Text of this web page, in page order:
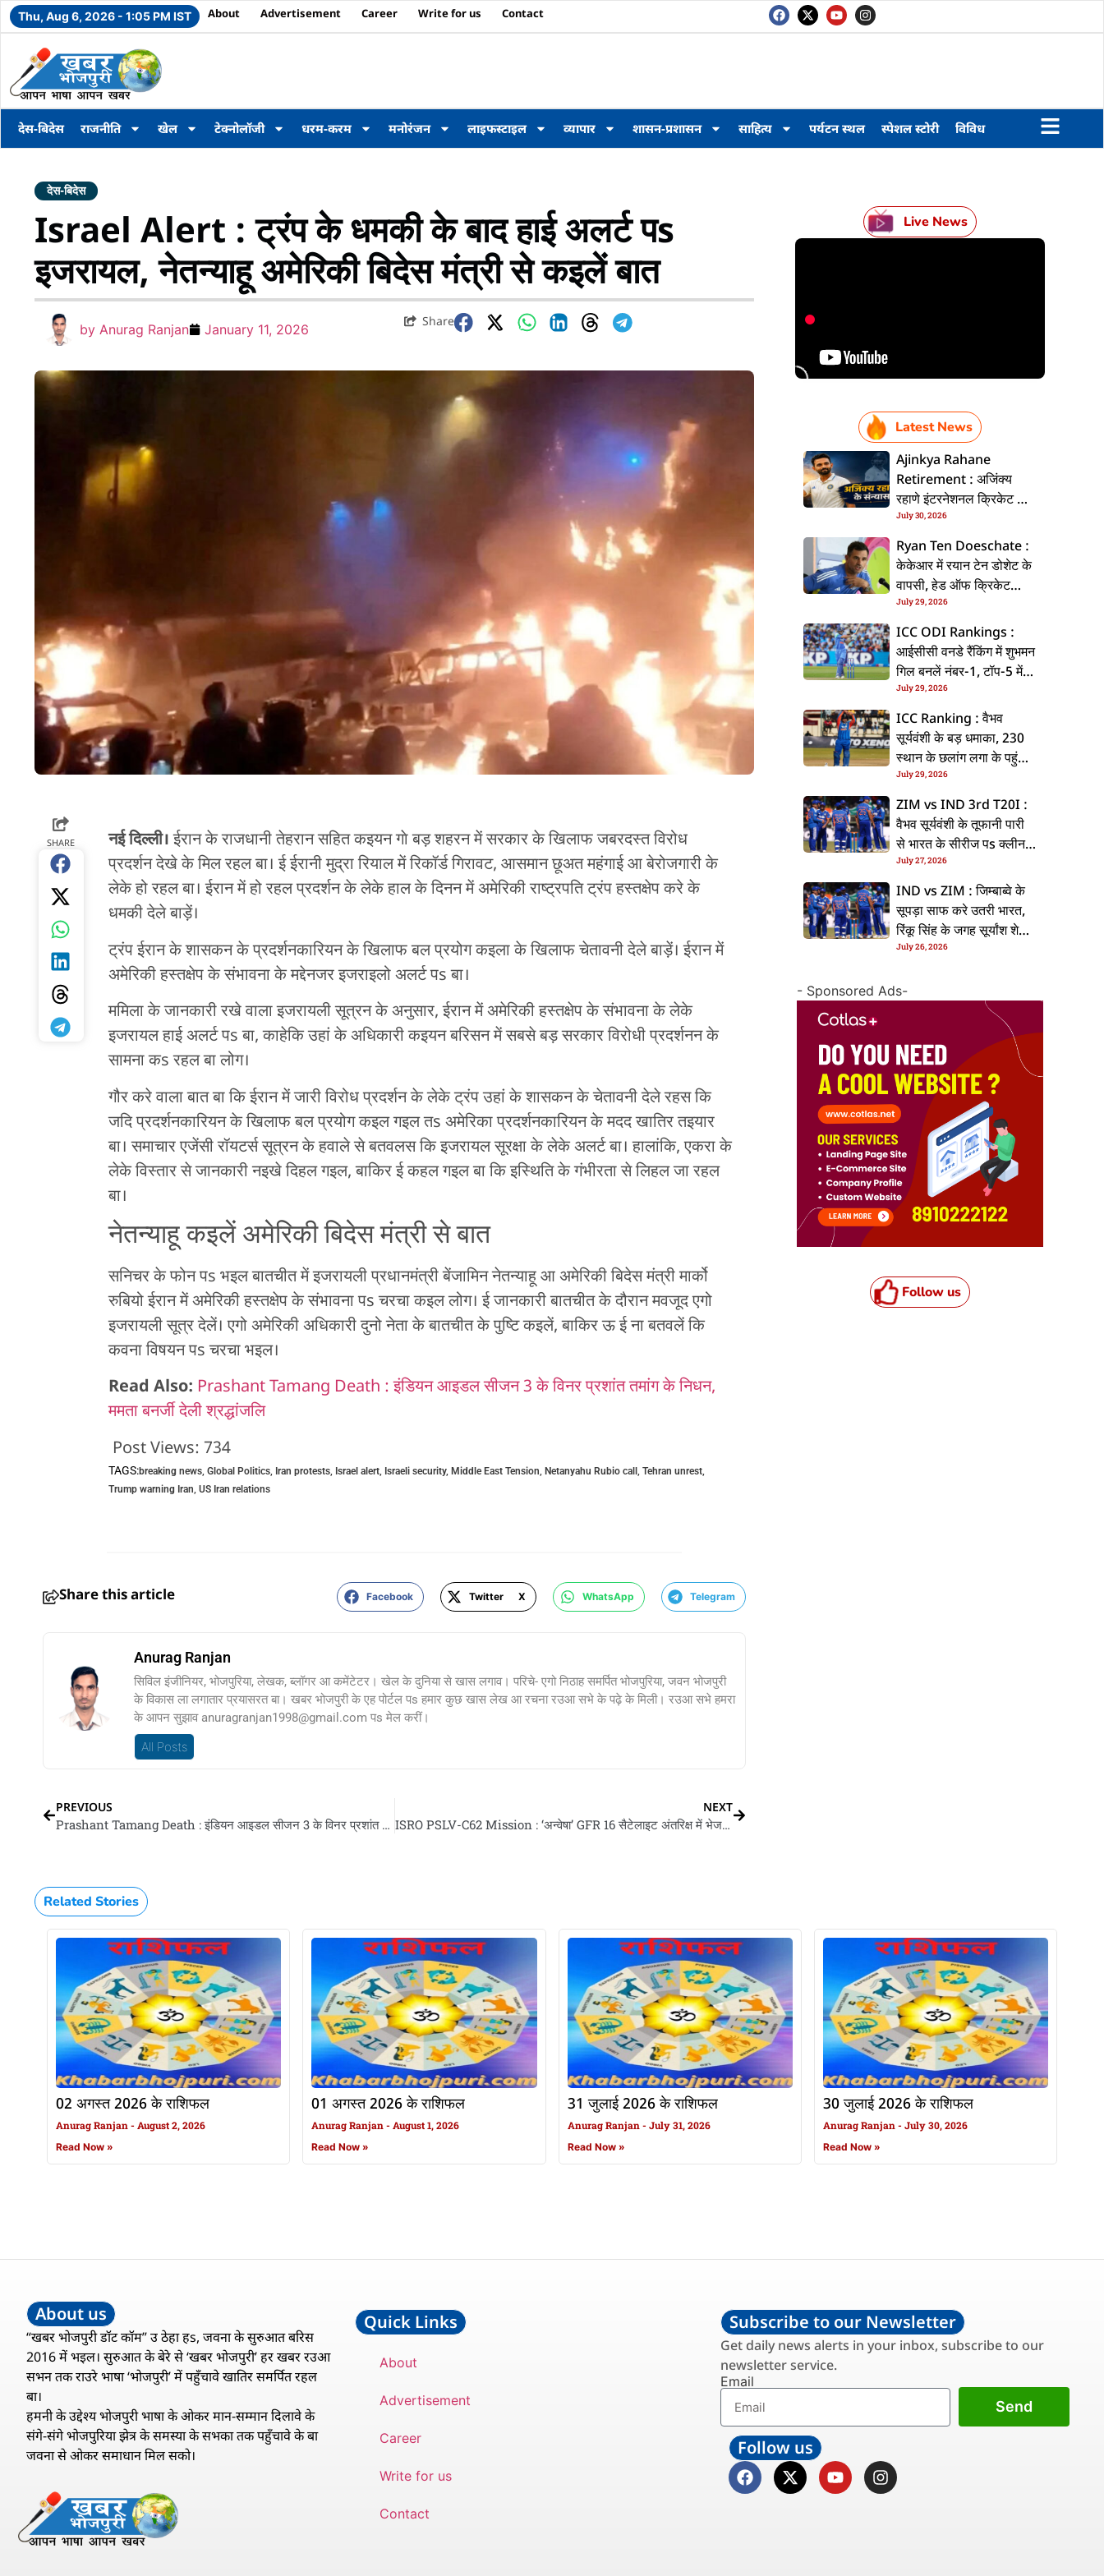
Thu, Aug 6, 2026 - 1:05 PM IST About Advertisement Career Write for us Contact
देस-बिदेस राजनीति खेल टेक्नोलॉजी धरम-करम मनोरंजन लाइफस्टाइल व्यापार शासन-प्रशासन साहित्य पर्यटन स्थल स्पेशल स्टोरी विविध
देस-बिदेस
Israel Alert : ट्रंप के धमकी के बाद हाई अलर्ट पs
इजरायल, नेतन्याहू अमेरिकी बिदेस मंत्री से कइलें बात
by Anurag Ranjan January 11, 2026
Share
SHARE नई दिल्ली।ईरान के राजधानी तेहरान सहित कइयन गाे बड़ शहरन में सरकार के खिलाफ जबरदस्त विरोध
प्रदर्शन देखे के मिल रहल बा। ई ईरानी मुद्रा रियाल में रिकॉर्ड गिरावट, आसमान छूअत महंगाई आ बेरोजगारी के
लेके हो रहल बा। ईरान में हो रहल प्रदर्शन के लेके हाल के दिनन में अमेरिकी राष्ट्रपति ट्रंप हस्तक्षेप करे के
धमकी देले बाड़ें।
ट्रंप ईरान के शासकन के प्रदर्शनकारियन के खिलाफ बल प्रयोग कइला के खिलाफ चेतावनी देले बाड़ें। ईरान में
अमेरिकी हस्तक्षेप के संभावना के मद्देनजर इजराइलो अलर्ट पs बा।
ममिला के जानकारी रखे वाला इजरायली सूत्रन के अनुसार, ईरान में अमेरिकी हस्तक्षेप के संभावना के लेके
इजरायल हाई अलर्ट पs बा, काहेकि उहां के अधिकारी कइयन बरिसन में सबसे बड़ सरकार विरोधी प्रदर्शनन के
सामना कs रहल बा लोग।
गौर करे वाला बात बा कि ईरान में जारी विरोध प्रदर्शन के लेके ट्रंप उहां के शासकन के चेतावनी देले रहस कि
जदि प्रदर्शनकारियन के खिलाफ बल प्रयोग कइल गइल तs अमेरिका प्रदर्शनकारियन के मदद खातिर तइयार
बा। समाचार एजेंसी रॉयटर्स सूत्रन के हवाले से बतवलस कि इजरायल सूरक्षा के लेके अलर्ट बा। हालांकि, एकरा के
लेके विस्तार से जानकारी नइखे दिहल गइल, बाकिर ई कहल गइल बा कि इस्थिति के गंभीरता से लिहल जा रहल
बा।
नेतन्याहू कइलें अमेरिकी बिदेस मंत्री से बात
सनिचर के फोन पs भइल बातचीत में इजरायली प्रधानमंत्री बेंजामिन नेतन्याहू आ अमेरिकी बिदेस मंत्री मार्को
रुबियो ईरान में अमेरिकी हस्तक्षेप के संभावना पs चरचा कइल लोग। ई जानकारी बातचीत के दौरान मवजूद एगो
इजरायली सूत्र देलें। एगो अमेरिकी अधिकारी दुनो नेता के बातचीत के पुष्टि कइलें, बाकिर ऊ ई ना बतवलें कि
कवना विषयन पs चरचा भइल।
Read Also: Prashant Tamang Death : इंडियन आइडल सीजन 3 के विनर प्रशांत तमांग के निधन,
ममता बनर्जी देली श्रद्धांजलि
Post Views: 734
TAGS:breaking news, Global Politics, Iran protests, Israel alert, Israeli security, Middle East Tension Netanyahu Rubio call, Tehran unrest,
Trump warning Iran US Iran relations
Share this article Facebook Twitter X WhatsApp Telegram
Anurag Ranjan
सिविल इंजीनियर, भोजपुरिया, लेखक, ब्लॉगर आ कमेंटेटर। खेल के दुनिया से खास लगाव। परिचे- एगो निठाह समर्पित भोजपुरिया, जवन भोजपुरी
के विकास ला लगातार प्रयासरत बा। खबर भोजपुरी के एह पोर्टल पs हमार कुछ खास लेख आ रचना रउआ सभे के पढ़े के मिली। रउआ सभे हमरा
के आपन सुझाव anuragranjan1998@gmail.com पs मेल करीं।
All Posts
PREVIOUS
Prashant Tamang Death : इंडियन आइडल सीजन 3 के विनर प्रशांत तमांग के निधन, ममता बनर्जी देली श्रद्धांजलि
NEXT
ISRO PSLV-C62 Mission : ‘अन्वेषा’ GFR 16 सैटेलाइट अंतरिक्ष में भेजल गइल- जानीं मकसद
Live News
Latest News
Ajinkya Rahane
Retirement : अजिंक्य
रहाणे इंटरनेशनल क्रिकेट से
ललें संन्यास, सोशल मीडिया
पs पोस्ट कs के कइलें एलान
July 30, 2026
Ryan Ten Doeschate :
केकेआर में रयान टेन डोशेट के
वापसी, हेड ऑफ क्रिकेट
स्ट्रेटजी के जिम्मेदारी संभरिहें
July 29, 2026
ICC ODI Rankings :
आईसीसी वनडे रैंकिंग में शुभमन
गिल बनलें नंबर-1, टॉप-5 में
भारत के तीन बल्लेबाज
July 29, 2026
ICC Ranking : वैभव
सूर्यवंशी के बड़ धमाका, 230
स्थान के छलांग लगा के पहुंचलें
48वां नंबर पs
July 29, 2026
ZIM vs IND 3rd T20I :
वैभव सूर्यवंशी के तूफानी पारी
से भारत के सीरीज पs क्लीन
स्वीप, जिम्बाब्वे 35 रन से
हारल
July 27, 2026
IND vs ZIM : जिम्बाब्वे के
सूपड़ा साफ करे उतरी भारत,
रिंकू सिंह के जगह सूर्यांश शेडगे
के मिल सकेला मवका
July 26, 2026
- Sponsored Ads-
Follow us
Related Stories
02 अगस्त 2026 के राशिफल
Anurag Ranjan August 2, 2026
Read Now »
01 अगस्त 2026 के राशिफल
Anurag Ranjan August 1, 2026
Read Now »
31 जुलाई 2026 के राशिफल
Anurag Ranjan July 31, 2026
Read Now »
30 जुलाई 2026 के राशिफल
Anurag Ranjan July 30, 2026
Read Now »
About us
“खबर भोजपुरी डॉट कॉम” उ ठेहा हs, जवना के सुरुआत बरिस
2016 में भइल। सुरुआत के बेरे से ‘खबर भोजपुरी’ हर खबर रउआ
सभन तक राउरे भाषा ‘भोजपुरी’ में पहुँचावे खातिर समर्पित रहल
बा।
हमनी के उद्देश्य भोजपुरी भाषा के ओकर मान-सम्मान दिलावे के
संगे-संगे भोजपुरिया झेत्र के समस्या के सभका तक पहुँचावे के बा
जवना से ओकर समाधान मिल सको।
Quick Links
About
Advertisement
Career
Write for us
Contact
Subscribe to our Newsletter
Get daily news alerts in your inbox, subscribe to our
newsletter service.
Email
Send
Follow us